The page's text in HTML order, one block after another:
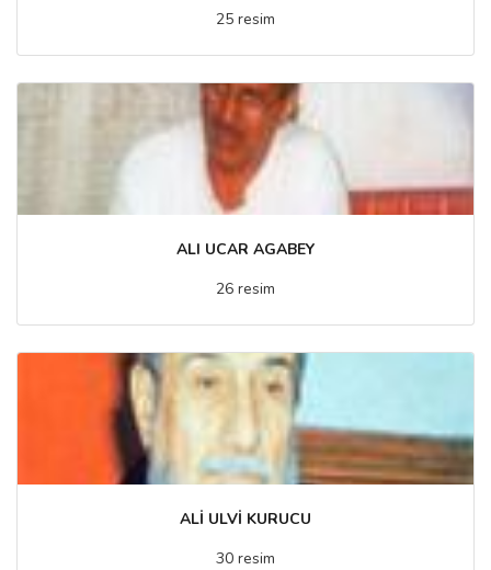
25 resim
ALI UCAR AGABEY
26 resim
ALİ ULVİ KURUCU
30 resim